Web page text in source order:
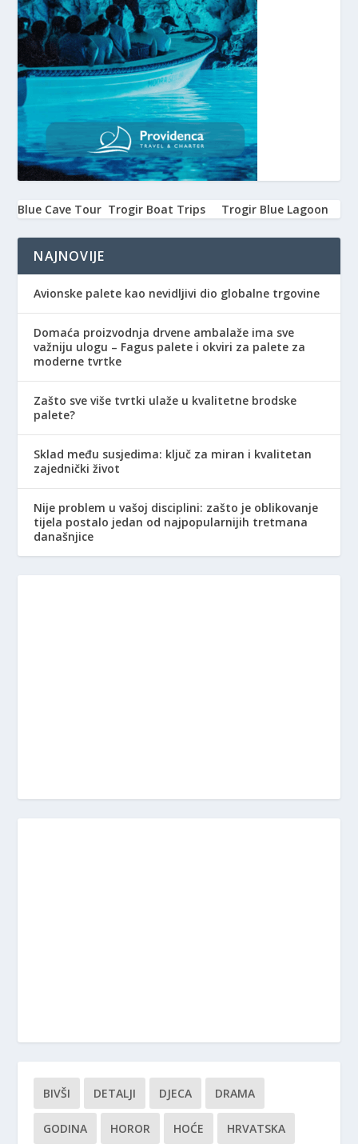
Blue Cave Tour Trogir Boat Trips Trogir Blue Lagoon
NAJNOVIJE
Avionske palete kao nevidljivi dio globalne trgovine
Domaća proizvodnja drvene ambalaže ima sve
važniju ulogu – Fagus palete i okviri za palete za
moderne tvrtke
Zašto sve više tvrtki ulaže u kvalitetne brodske
palete?
Sklad među susjedima: ključ za miran i kvalitetan
zajednički život
Nije problem u vašoj disciplini: zašto je oblikovanje
tijela postalo jedan od najpopularnijih tretmana
današnjice
BIVŠI DETALJI DJECA DRAMA
GODINA HOROR HOĆE HRVATSKA